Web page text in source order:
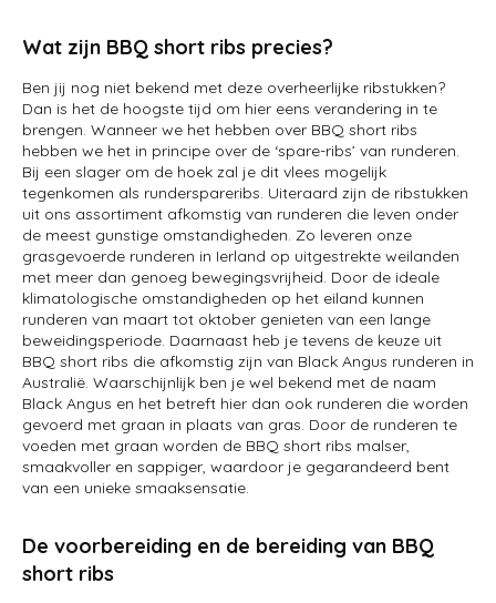
Wat zijn BBQ short ribs precies?
Ben jij nog niet bekend met deze overheerlijke ribstukken?
Dan is het de hoogste tijd om hier eens verandering in te
brengen. Wanneer we het hebben over BBQ short ribs
hebben we het in principe over de ‘spare-ribs’ van runderen.
Bij een slager om de hoek zal je dit vlees mogelijk
tegenkomen als runderspareribs. Uiteraard zijn de ribstukken
uit ons assortiment afkomstig van runderen die leven onder
de meest gunstige omstandigheden. Zo leveren onze
grasgevoerde runderen in Ierland op uitgestrekte weilanden
met meer dan genoeg bewegingsvrijheid. Door de ideale
klimatologische omstandigheden op het eiland kunnen
runderen van maart tot oktober genieten van een lange
beweidingsperiode. Daarnaast heb je tevens de keuze uit
BBQ short ribs die afkomstig zijn van Black Angus runderen in
Australië. Waarschijnlijk ben je wel bekend met de naam
Black Angus en het betreft hier dan ook runderen die worden
gevoerd met graan in plaats van gras. Door de runderen te
voeden met graan worden de BBQ short ribs malser,
smaakvoller en sappiger, waardoor je gegarandeerd bent
van een unieke smaaksensatie.
De voorbereiding en de bereiding van BBQ
short ribs